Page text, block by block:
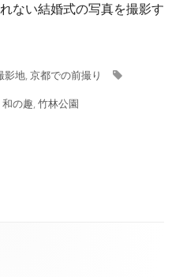
ない結婚式の写真を撮影す
影地,京都での前撮り
和の趣,竹林公園
ます